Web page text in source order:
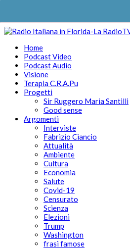
Home
Podcast Video
Podcast Audio
Visione
Terapia C.R.A.Pu
Progetti
Sir Ruggero Maria Santilli
Good sense
Argomenti
Interviste
Fabrizio Ciancio
Attualità
Ambiente
Cultura
Economia
Salute
Covid-19
Censurato
Scienza
Elezioni
Trump
Washington
frasi famose